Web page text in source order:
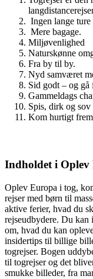
Ingen lange
Mere bagage.
Miljøvenlighed
Naturskønne
Fra by til by.
Nyd samværet
Sid godt – og
Gammeldags
Spis, dirk og sov
Kom hurtigt
Indholdet i
Oplev Europa i tog,
rejser med børn til
aktive ferier, hvad du
rejseudbydere. Du
om, hvad du kan
insidertips til billige
togrejser. Bogen
til togrejser og det
smukke billeder, fra